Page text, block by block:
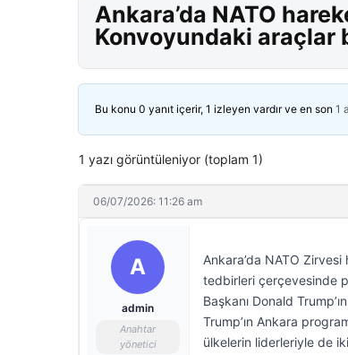
Ankara’da NATO
Konvoyundaki araçlar
Bu konu 0 yanıt içerir, 1 izleyen vardır ve en son 1
1 yazı görüntüleniyor (toplam 1)
06/07/2026: 11:26 am
A
admin
Anahtar
yönetici
Ankara’da NATO
tedbirleri çerçevesinde
Başkanı Donald
Trump’ın Ankara
ülkelerin liderleriyle de